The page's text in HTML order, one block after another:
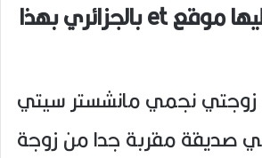
جديدة اطلع عليها موقع et بالجزائري بهذا
زوجتي نجمي مانشستر سيتي
صديقة مقربة جدا من زوجة